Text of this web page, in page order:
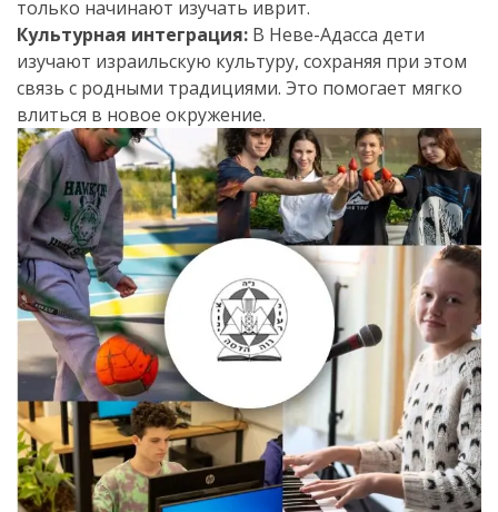
только начинают изучать иврит.
Культурная интеграция: В Неве-Адасса дети
изучают израильскую культуру, сохраняя при этом
связь с родными традициями. Это помогает мягко
влиться в новое окружение.